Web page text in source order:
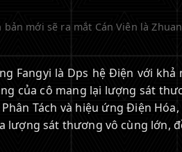
bản mới sẽ ra mắt Cán Viên là
Fangyi là Dps hệ Điện với
của cô mang lại lượng sát
Phân Tách và hiệu ứng Điện
lượng sát thương vô cùng lớn,